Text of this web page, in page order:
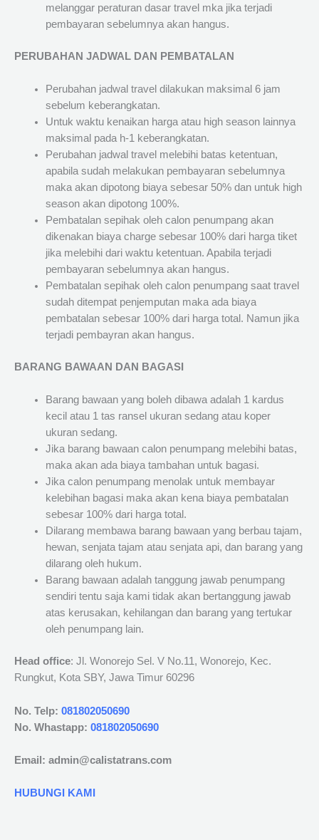
melanggar peraturan dasar travel mka jika terjadi
pembayaran sebelumnya akan hangus.
PERUBAHAN JADWAL DAN PEMBATALAN
Perubahan jadwal travel dilakukan maksimal 6 jam
sebelum keberangkatan.
Untuk waktu kenaikan harga atau high season lainnya
maksimal pada h-1 keberangkatan.
Perubahan jadwal travel melebihi batas ketentuan,
apabila sudah melakukan pembayaran sebelumnya
maka akan dipotong biaya sebesar 50% dan untuk high
season akan dipotong 100%.
Pembatalan sepihak oleh calon penumpang akan
dikenakan biaya charge sebesar 100% dari harga tiket
jika melebihi dari waktu ketentuan. Apabila terjadi
pembayaran sebelumnya akan hangus.
Pembatalan sepihak oleh calon penumpang saat travel
sudah ditempat penjemputan maka ada biaya
pembatalan sebesar 100% dari harga total. Namun jika
terjadi pembayran akan hangus.
BARANG BAWAAN DAN BAGASI
Barang bawaan yang boleh dibawa adalah 1 kardus
kecil atau 1 tas ransel ukuran sedang atau koper
ukuran sedang.
Jika barang bawaan calon penumpang melebihi batas,
maka akan ada biaya tambahan untuk bagasi.
Jika calon penumpang menolak untuk membayar
kelebihan bagasi maka akan kena biaya pembatalan
sebesar 100% dari harga total.
Dilarang membawa barang bawaan yang berbau tajam,
hewan, senjata tajam atau senjata api, dan barang yang
dilarang oleh hukum.
Barang bawaan adalah tanggung jawab penumpang
sendiri tentu saja kami tidak akan bertanggung jawab
atas kerusakan, kehilangan dan barang yang tertukar
oleh penumpang lain.
Head office: Jl. Wonorejo Sel. V No.11, Wonorejo, Kec.
Rungkut, Kota SBY, Jawa Timur 60296
No. Telp: 081802050690
No. Whastapp: 081802050690
Email: admin@calistatrans.com
HUBUNGI KAMI